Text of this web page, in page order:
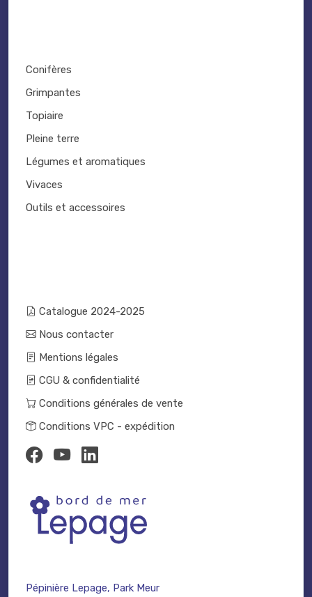
Conifères
Grimpantes
Topiaire
Pleine terre
Légumes et aromatiques
Vivaces
Outils et accessoires
Catalogue 2024-2025
Nous contacter
Mentions légales
CGU & confidentialité
Conditions générales de vente
Conditions VPC - expédition
Pépinière Lepage, Park Meur